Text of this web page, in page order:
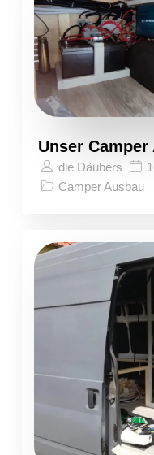
Unser
die Däubers
Camper Ausbau